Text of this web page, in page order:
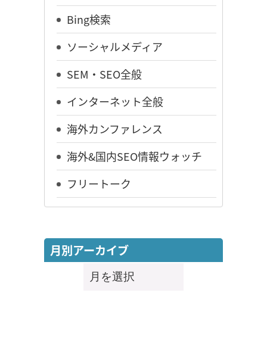
Bing検索
ソーシャルメディア
SEM・SEO全般
インターネット全般
海外カンファレンス
海外&国内SEO情報ウォッチ
フリートーク
月別アーカイブ
月
別